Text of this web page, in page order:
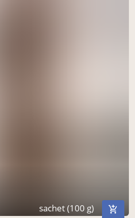
sachet (100 g)